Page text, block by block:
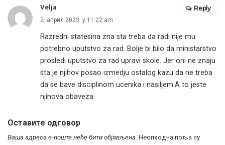
Velja
2. април 2023. у 11:22 am
Razredni statesina zna sta treba da radi nije mu
potrebno uputstvo za rad. Bolje bi bilo da ministarstvo
prosledi uputstvo za rad upravi skole. Jer oni ne znaju
sta je njihov posao izmedju ostalog kazu da ne treba
da se bave disciplinom ucenika i nasiljem.A to jeste
njihova obaveza
Reply
Оставите одговор
Ваша адреса е-поште неће бити објављена. Неопходна поља су